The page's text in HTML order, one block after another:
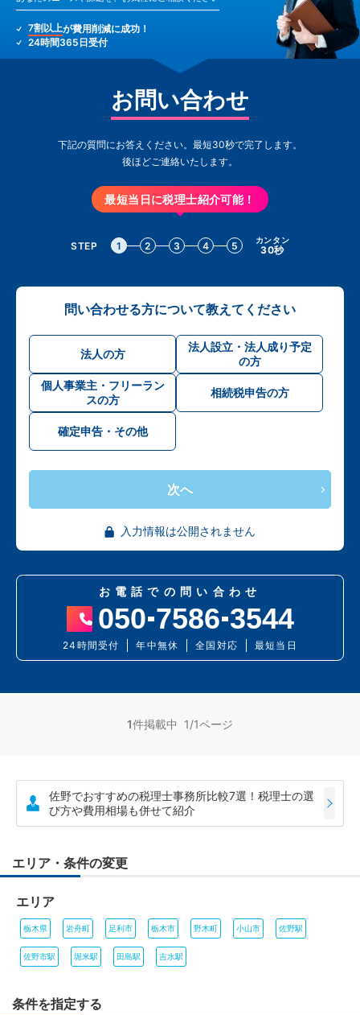
7割以上が費用削減に成功！
24時間365日受付
お問い合わせ
下記の質問にお答えください。最短30秒で完了します。
後ほどご連絡いたします。
最短当日に税理士紹介可能！
STEP 1 2 3 4 5 カンタン
30秒
問い合わせる方について教えてください
法人の方
法人設立・法人成り予定
の方
個人事業主・フリーラン
スの方
相続税申告の方
確定申告・その他
次へ
入力情報は公開されません
お電話での問い合わせ
050 7586 3544
24時間受付 年中無休 全国対応 最短当日
1件掲載中 1/1ページ
佐野でおすすめの税理士事務所比較7選！税理士の選
び方や費用相場も併せて紹介
エリア・条件の変更
エリア
栃木県 岩舟町 足利市 栃木市 野木町 小山市 佐野駅
佐野市駅 堀米駅 田島駅 吉水駅
条件を指定する